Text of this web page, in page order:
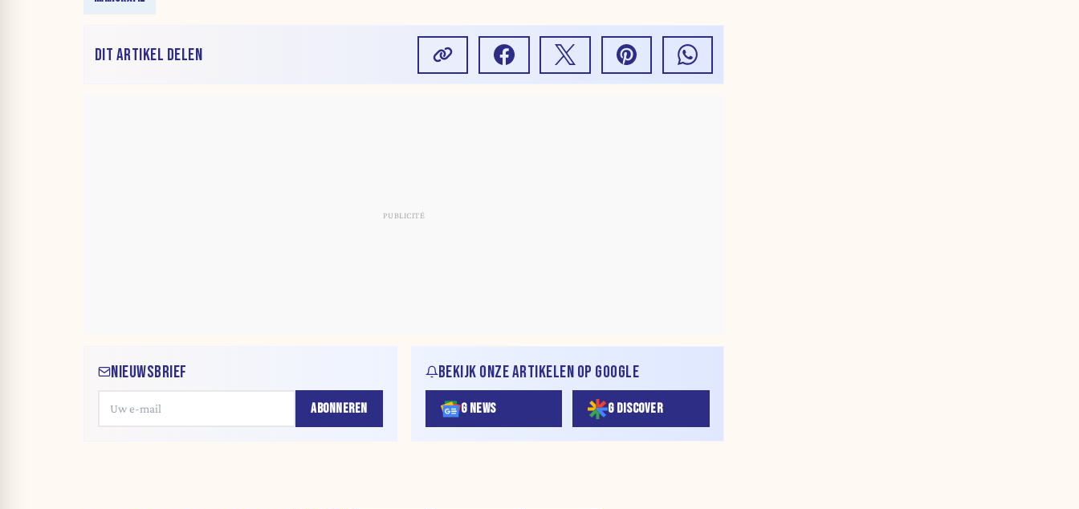
DIT ARTIKEL DELEN
NIEUWSBRIEF
ABONNEREN
BEKIJK ONZE ARTIKELEN OP GOOGLE
G NEWS G DISCOVER